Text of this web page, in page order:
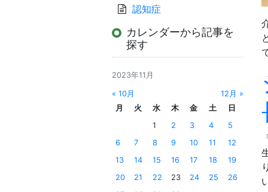
認知症
カレンダーから記事を
探す
2023年11月
« 10月
12月 »
月
火 水 木 金 土
日
1
2 3 4
5
6
7 8 9 10 11
12
13
14 15 16 17 18
19
20
21 22 23 24 25
26